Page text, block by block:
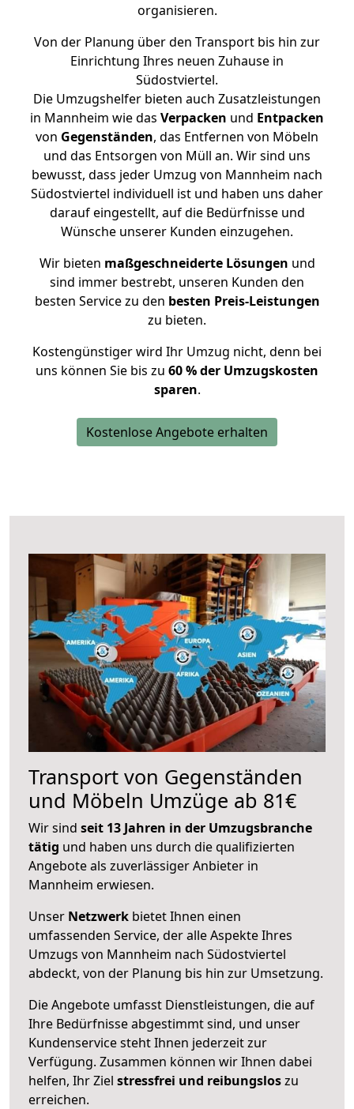
organisieren.
Von der Planung über den Transport bis hin zur
Einrichtung Ihres neuen Zuhause in
Südostviertel.
Die Umzugshelfer bieten auch Zusatzleistungen
in Mannheim wie das Verpacken und Entpacken
von Gegenständen, das Entfernen von Möbeln
und das Entsorgen von Müll an. Wir sind uns
bewusst, dass jeder Umzug von Mannheim nach
Südostviertel individuell ist und haben uns daher
darauf eingestellt, auf die Bedürfnisse und
Wünsche unserer Kunden einzugehen.
Wir bieten maßgeschneiderte Lösungen und
sind immer bestrebt, unseren Kunden den
besten Service zu den besten Preis-Leistungen
zu bieten.
Kostengünstiger wird Ihr Umzug nicht, denn bei
uns können Sie bis zu 60 % der Umzugskosten
sparen.
Kostenlose Angebote erhalten
Transport von Gegenständen
und Möbeln Umzüge ab 81€
Wir sind seit 13 Jahren in der Umzugsbranche
tätig und haben uns durch die qualifizierten
Angebote als zuverlässiger Anbieter in
Mannheim erwiesen.
Unser Netzwerk bietet Ihnen einen
umfassenden Service, der alle Aspekte Ihres
Umzugs von Mannheim nach Südostviertel
abdeckt, von der Planung bis hin zur Umsetzung.
Die Angebote umfasst Dienstleistungen, die auf
Ihre Bedürfnisse abgestimmt sind, und unser
Kundenservice steht Ihnen jederzeit zur
Verfügung. Zusammen können wir Ihnen dabei
helfen, Ihr Ziel stressfrei und reibungsloszu
erreichen.